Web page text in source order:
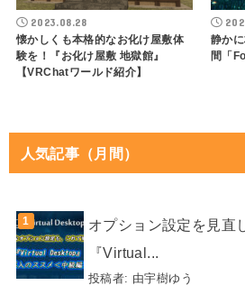
2023.08.28
懐かしくも本格的なお化け屋敷体
験を！『お化け屋敷 地獄館』
【VRChatワールド紹介】
静か
間「
人気記事（月間）
オプション設定を見直
『Virtual...
投稿者: 由宇樹ゆう